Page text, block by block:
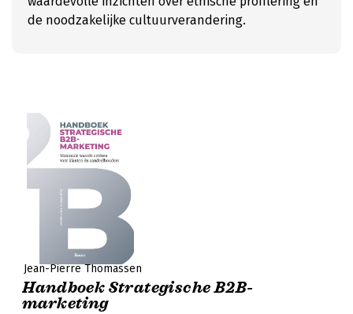
de noodzakelijke cultuurverandering.
Jean-Pierre Thomassen
Handboek Strategische B2B-
marketing